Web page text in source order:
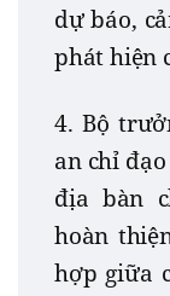
dự báo,
phát hiện
4. Bộ
an chỉ
địa bàn
hoàn
hợp giữa